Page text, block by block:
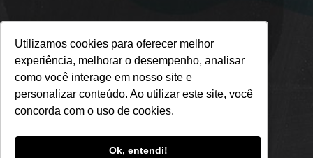
Utilizamos cookies para oferecer melhor
experiência, melhorar o desempenho, analisar
como você interage em nosso site e
personalizar conteúdo. Ao utilizar este site, você
concorda com o uso de cookies.
Ok, entendi!
Utilizamos cookies para oferecer melhor
experiência, melhorar o desempenho, analisar
como você interage em nosso site e
personalizar conteúdo. Ao utilizar este site, você
concorda com o uso de cookies.
Ok, entendi!